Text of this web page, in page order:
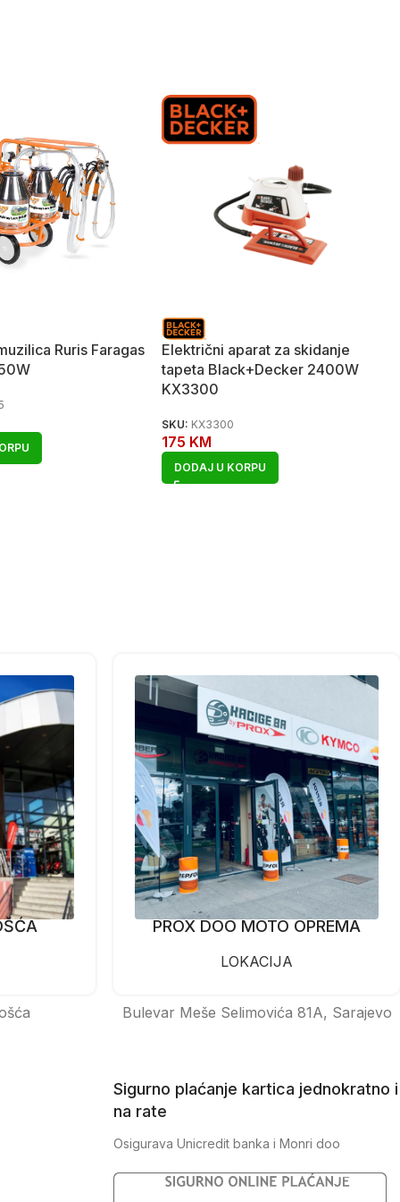
Ruris Faragas
Električni aparat za skidanje
tapeta Black+Decker 2400W
KX3300
SKU: KX3300
175 KM
DODAJ U KORPU
PROX DOO MOTO OPREMA
LOKACIJA
Bulevar Meše Selimovića 81A, Sarajevo
Sigurno plaćanje kartica jednokratno i
na rate
Osigurava Unicredit banka i Monri doo